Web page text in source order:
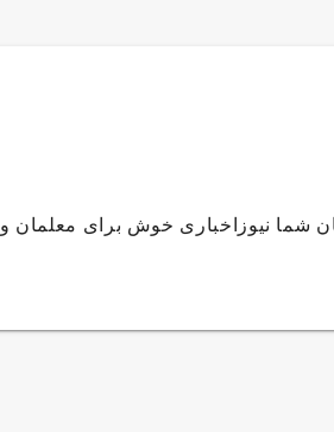
شما نیوزاخباری خوش برای معلمان و